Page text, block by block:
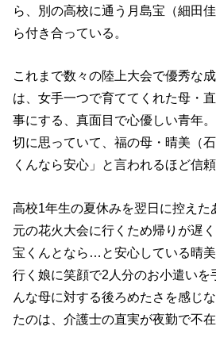
ら、別の高校に通う月島宝（細田
ら付き合っている。
これまで数々の陸上大会で優秀な
は、女手一つで育ててくれた母・
事にする、真面目で心優しい青年
切に思っていて、福の母・晴美（
くんなら安心」と言われるほど信頼
高校1年生の夏休みを翌日に控えた
元の花火大会に行くため帰りが遅
宝くんとなら…と安心している晴
行く娘に笑顔で2人分のお小遣いを
んな母に対する後ろめたさを感じ
たのは、介護士の直実が夜勤で不